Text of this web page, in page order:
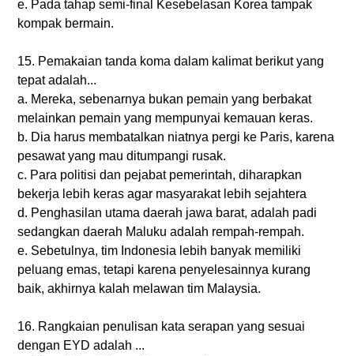
e. Pada tahap semi-final Kesebelasan Korea tampak
kompak bermain.
15. Pemakaian tanda koma dalam kalimat berikut yang
tepat adalah...
a. Mereka, sebenarnya bukan pemain yang berbakat
melainkan pemain yang mempunyai kemauan keras.
b. Dia harus membatalkan niatnya pergi ke Paris, karena
pesawat yang mau ditumpangi rusak.
c. Para politisi dan pejabat pemerintah, diharapkan
bekerja lebih keras agar masyarakat lebih sejahtera
d. Penghasilan utama daerah jawa barat, adalah padi
sedangkan daerah Maluku adalah rempah-rempah.
e. Sebetulnya, tim Indonesia lebih banyak memiliki
peluang emas, tetapi karena penyelesainnya kurang
baik, akhirnya kalah melawan tim Malaysia.
16. Rangkaian penulisan kata serapan yang sesuai
dengan EYD adalah ...